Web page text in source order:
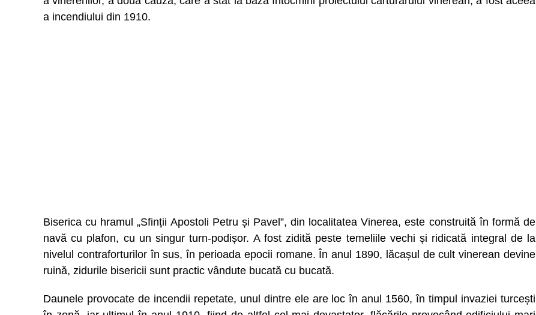
a incendiului din 1910.
Biserica cu hramul „Sfinții Apostoli Petru și Pavel”, din localitatea Vinerea, este construită în formă de
navă cu plafon, cu un singur turn-podișor. A fost zidită peste temeliile vechi și ridicată integral de la
nivelul contraforturilor în sus, în perioada epocii romane. În anul 1890, lăcașul de cult vinerean devine
ruină, zidurile bisericii sunt practic vândute bucată cu bucată.
Daunele provocate de incendii repetate, unul dintre ele are loc în anul 1560, în timpul invaziei turcești